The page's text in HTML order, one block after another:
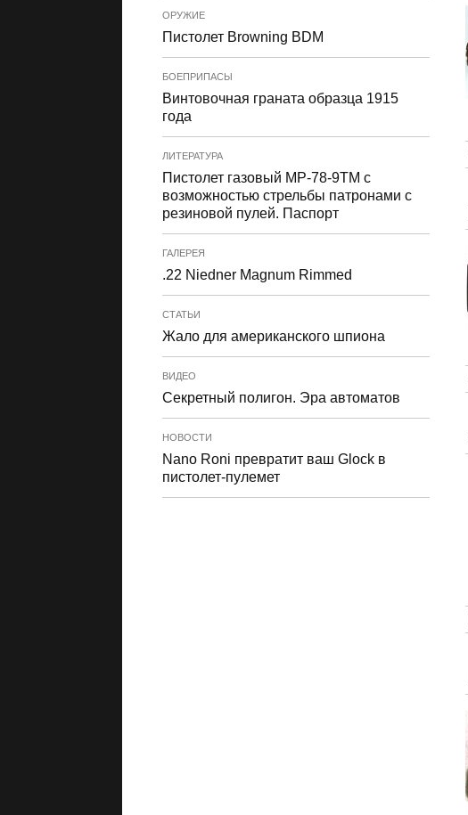
ОРУЖИЕ
Пистолет Browning BDM
БОЕПРИПАСЫ
Винтовочная граната образца 1915
года
ЛИТЕРАТУРА
Пистолет газовый МР-78-9ТМ с
возможностью стрельбы патронами с
резиновой пулей. Паспорт
ГАЛЕРЕЯ
.22 Niedner Magnum Rimmed
СТАТЬИ
Жало для американского шпиона
ВИДЕО
Секретный полигон. Эра автоматов
НОВОСТИ
Nano Roni превратит ваш Glock в
пистолет-пулемет